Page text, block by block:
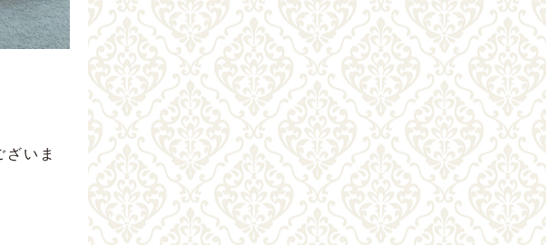
いま